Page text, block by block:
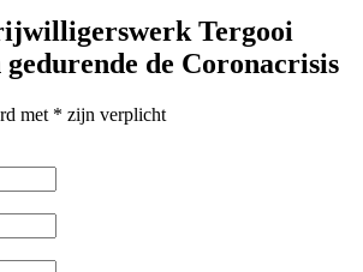
Tergooi
de Coronacrisis
met * zijn verplicht